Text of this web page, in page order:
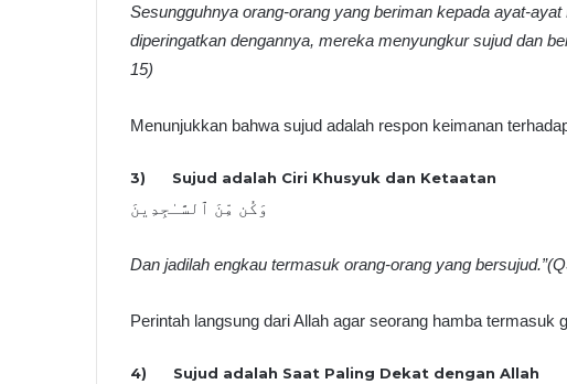
Sesungguhnya orang-orang yang beriman kepada ayat-
diperingatkan dengannya, mereka menyungkur sujud dan
15)
Menunjukkan bahwa sujud adalah respon keimanan
3) Sujud adalah Ciri Khusyuk dan Ketaatan
وَكُن مِّنَ ٱلسَّـٰجِدِينَ
Dan jadilah engkau termasuk orang-orang yang
Perintah langsung dari Allah agar seorang hamba termasuk
4) Sujud adalah Saat Paling Dekat dengan Allah